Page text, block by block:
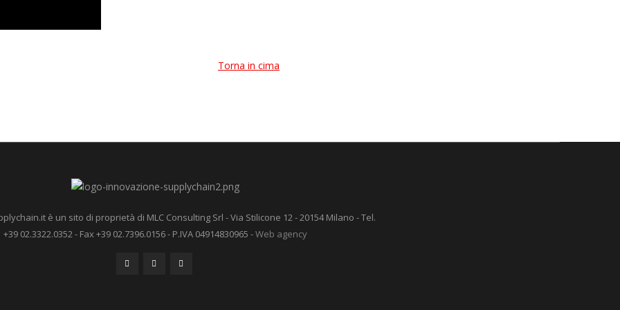
Torna in cima
è un sito di proprietà di MLC Consulting Srl - Via Stilicone 12 - 20154 Milano - Tel.
+39 02.3322.0352 - Fax +39 02.7396.0156 - P.IVA 04914830965 -Web agency